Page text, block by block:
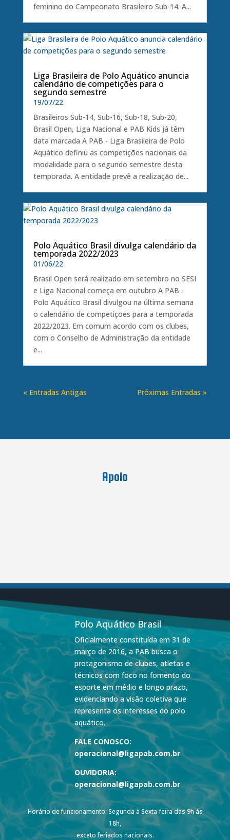
feminino do Campeonato Brasileiro Sub-14. A...
Liga Brasileira de Polo Aquático anuncia
calendário de competições para o
segundo semestre
19/07/22
Brasileiros Sub-14, Sub-16, Sub-18, Sub-20,
Brasil Open, Liga Nacional e PAB Kids já têm
data marcada A PAB - Liga Brasileira de Polo
Aquático definiu as competições nacionais da
modalidade para o segundo semestre desta
temporada. A entidade prevê a realização de...
Polo Aquático Brasil divulga calendário da
temporada 2022/2023
01/06/22
Brasil Open será realizado em setembro no SESI
e Liga Nacional começa em outubro A PAB -
Polo Aquático Brasil divulgou na última semana
o calendário de competições para a temporada
2022/2023. Em comum acordo com os clubes,
com o Conselho de Administração da entidade
e...
« Entradas Antigas Próximas Entradas »
Apoio
Polo Aquático Brasil
Oficialmente constituída em 31 de
março de 2016, a PAB busca o
protagonismo de clubes, atletas e
técnicos com foco no fomento do
esporte em médio e longo prazo,
evidenciando a visão coletiva que
representa os interesses do polo
aquático.
FALE CONOSCO:
operacional@ligapab.com.br
OUVIDORIA:
operacional@ligapab.com.br
Horário de funcionamento: Segunda à Sexta-feira das 9h às
18h,
exceto feriados nacionais.